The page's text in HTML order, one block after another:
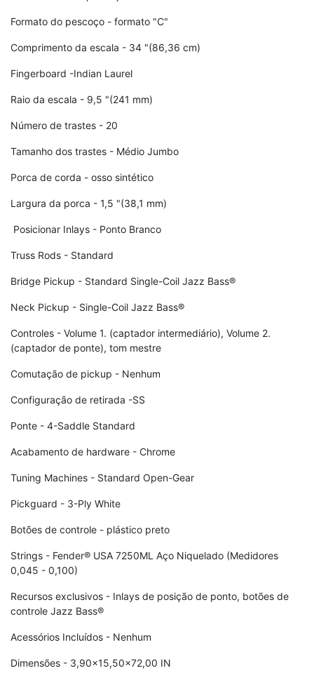
Formato do pescoço - formato "C"
Comprimento da escala - 34 "(86,36 cm)
Fingerboard -Indian Laurel
Raio da escala - 9,5 "(241 mm)
Número de trastes - 20
Tamanho dos trastes - Médio Jumbo
Porca de corda - osso sintético
Largura da porca - 1,5 "(38,1 mm)
Posicionar Inlays - Ponto Branco
Truss Rods - Standard
Bridge Pickup - Standard Single-Coil Jazz Bass®
Neck Pickup - Single-Coil Jazz Bass®
Controles - Volume 1. (captador intermediário), Volume 2.
(captador de ponte), tom mestre
Comutação de pickup - Nenhum
Configuração de retirada -SS
Ponte - 4-Saddle Standard
Acabamento de hardware - Chrome
Tuning Machines - Standard Open-Gear
Pickguard - 3-Ply White
Botões de controle - plástico preto
Strings - Fender® USA 7250ML Aço Niquelado (Medidores
0,045 - 0,100)
Recursos exclusivos - Inlays de posição de ponto, botões de
controle Jazz Bass®
Acessórios Incluídos - Nenhum
Dimensões - 3,90x15,50x72,00 IN